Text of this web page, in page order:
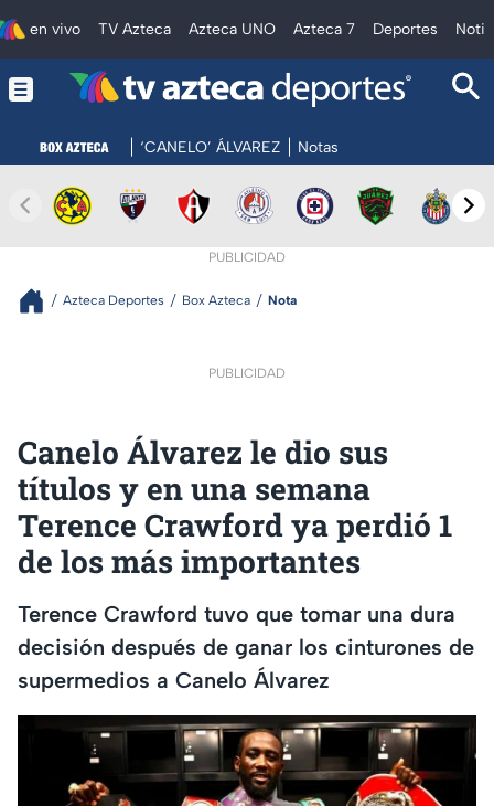
en vivo TV Azteca Azteca UNO Azteca 7 Deportes
‘CANELO’ ÁLVAREZ Notas
PUBLICIDAD
Azteca Deportes Box Azteca Nota
PUBLICIDAD
Canelo Álvarez le dio sus
títulos y en una semana
Terence Crawford ya perdió 1
de los más importantes
Terence Crawford tuvo que tomar una dura
decisión después de ganar los cinturones de
supermedios a Canelo Álvarez